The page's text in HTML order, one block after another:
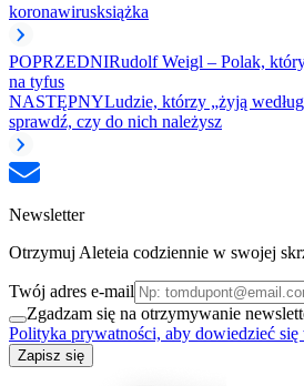
koronawirusksiążka
POPRZEDNIRudolf Weigl – Polak,
na tyfus
NASTĘPNYLudzie, którzy „żyją
sprawdź, czy do nich należysz
Newsletter
Otrzymuj Aleteia codziennie w swojej
Twój adres e-mail
Zgadzam się na otrzymywanie
Polityka prywatności, aby dowiedzieć się
Zapisz się